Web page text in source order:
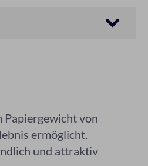
von
ermöglicht.
und attraktiv